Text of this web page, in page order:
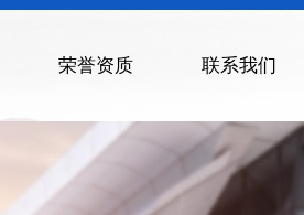
荣誉资质 联系我们